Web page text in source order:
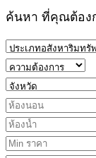
ค้นหา ที่คุณต้อง